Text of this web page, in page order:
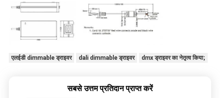
एलईडी dimmable ड्राइवर dali dimmable ड्राइवर dmx ड्राइवर का नेतृत्व किया;
सबसे उत्तम प्रतिदान प्राप्त करें